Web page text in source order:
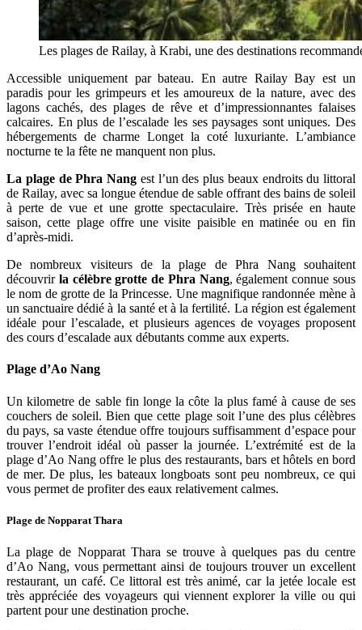
Les plages de Railay, à Krabi, une des destinations
Accessible uniquement par bateau. En autre Railay Bay est un
paradis pour les grimpeurs et les amoureux de la nature, avec des
lagons cachés, des plages de rêve et d’impressionnantes falaises
calcaires. En plus de l’escalade les ses paysages sont uniques. Des
hébergements de charme Longet la coté luxuriante. L’ambiance
nocturne te la fête ne manquent non plus.
La plage de Phra Nang est l’un des plus beaux endroits du littoral
de Railay, avec sa longue étendue de sable offrant des bains de soleil
à perte de vue et une grotte spectaculaire. Très prisée en haute
saison, cette plage offre une visite paisible en matinée ou en fin
d’après-midi.
De nombreux visiteurs de la plage de Phra Nang souhaitent
découvrir la célèbre grotte de Phra Nang, également connue sous
le nom de grotte de la Princesse. Une magnifique randonnée mène à
un sanctuaire dédié à la santé et à la fertilité. La région est également
idéale pour l’escalade, et plusieurs agences de voyages proposent
des cours d’escalade aux débutants comme aux experts.
Plage d’Ao Nang
Un kilometre de sable fin longe la côte la plus famé à cause de ses
couchers de soleil. Bien que cette plage soit l’une des plus célèbres
du pays, sa vaste étendue offre toujours suffisamment d’espace pour
trouver l’endroit idéal où passer la journée. L’extrémité est de la
plage d’Ao Nang offre le plus des restaurants, bars et hôtels en bord
de mer. De plus, les bateaux longboats sont peu nombreux, ce qui
vous permet de profiter des eaux relativement calmes.
Plage de Nopparat Thara
La plage de Nopparat Thara se trouve à quelques pas du centre
d’Ao Nang, vous permettant ainsi de toujours trouver un excellent
restaurant, un café. Ce littoral est très animé, car la jetée locale est
très appréciée des voyageurs qui viennent explorer la ville ou qui
partent pour une destination proche.